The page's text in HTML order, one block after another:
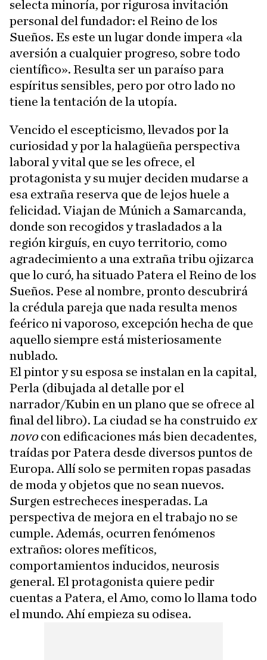
selecta minoría, por rigurosa invitación
personal del fundador: el Reino de los
Sueños. Es este un lugar donde impera «la
aversión a cualquier progreso, sobre todo
científico». Resulta ser un paraíso para
espíritus sensibles, pero por otro lado no
tiene la tentación de la utopía.
Vencido el escepticismo, llevados por la
curiosidad y por la halagüeña perspectiva
laboral y vital que se les ofrece, el
protagonista y su mujer deciden mudarse a
esa extraña reserva que de lejos huele a
felicidad. Viajan de Múnich a Samarcanda,
donde son recogidos y trasladados a la
región kirguís, en cuyo territorio, como
agradecimiento a una extraña tribu ojizarca
que lo curó, ha situado Patera el Reino de los
Sueños. Pese al nombre, pronto descubrirá
la crédula pareja que nada resulta menos
feérico ni vaporoso, excepción hecha de que
aquello siempre está misteriosamente
nublado.
El pintor y su esposa se instalan en la capital,
Perla (dibujada al detalle por el
narrador/Kubin en un plano que se ofrece al
final del libro). La ciudad se ha construido ex
novocon edificaciones más bien decadentes,
traídas por Patera desde diversos puntos de
Europa. Allí solo se permiten ropas pasadas
de moda y objetos que no sean nuevos.
Surgen estrecheces inesperadas. La
perspectiva de mejora en el trabajo no se
cumple. Además, ocurren fenómenos
extraños: olores mefíticos,
comportamientos inducidos, neurosis
general. El protagonista quiere pedir
cuentas a Patera, el Amo, como lo llama todo
el mundo. Ahí empieza su odisea.